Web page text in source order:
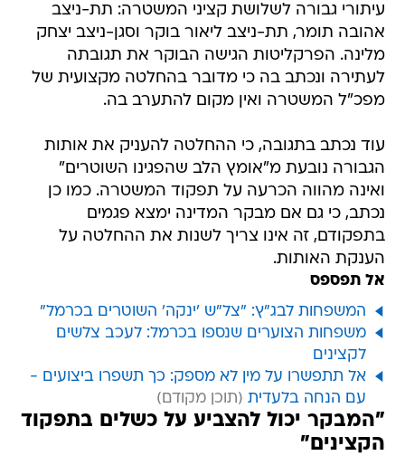
עיתורי גבורה לשלושת קציני המשטרה: תת-ניצב
אהובה תומר, תת-ניצב ליאור בוקר וסגן-ניצב יצחק
מלינה. הפרקליטות הגישה הבוקר את תגובתה
לעתירה ונכתב בה כי מדובר בהחלטה מקצועית של
מפכ"ל המשטרה ואין מקום להתערב בה.
עוד נכתב בתגובה, כי ההחלטה להעניק את אותות
הגבורה נובעת מ"אומץ הלב שהפגינו השוטרים"
ואינה מהווה הכרעה על תפקוד המשטרה. כמו כן
נכתב, כי גם אם מבקר המדינה ימצא פגמים
בתפקודם, זה אינו צריך לשנות את ההחלטה על
הענקת האותות.
אל תפספס
המשפחות לבג"ץ: "צל"ש 'ינקה' השוטרים בכרמל"
משפחות הצוערים שנספו בכרמל: לעכב צלשים
לקצינים
אל תתפשרו על מין לא מספק: כך תשפרו ביצועים -
עם הנחה בלעדית
"המבקר יכול להצביע על כשלים בתפקוד
הקצינים"